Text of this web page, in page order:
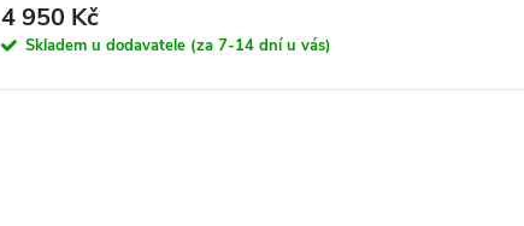
4 950 Kč
Skladem u dodavatele (za 7-14 dní u vás)